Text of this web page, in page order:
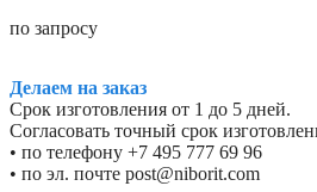
по запросу
Делаем на заказ
Срок изготовления от 1 до 5 дней.
Согласовать точный срок
• по телефону +7 495 777 69 96
• по эл. почте post@niborit.com